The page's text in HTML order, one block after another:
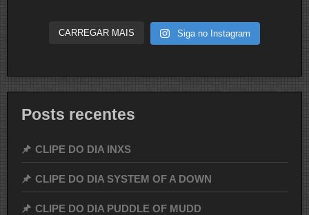
CARREGAR MAIS Siga no Instagram
Posts recentes
CLIPE DO DIA INXS
CLIPE DO DIA SYSTEM OF A DOWN
CLIPE DO DIA PUDDLE OF MUDD